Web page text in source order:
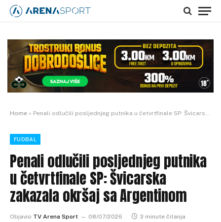
Home » Penali odlučili posljednjeg putnika u četvrtfinale SP: Švicarska zakazala okršaj sa Argentinom
FUDBAL
Penali odlučili posljednjeg putnika
u četvrtfinale SP: Švicarska
zakazala okršaj sa Argentinom
Objavio TV Arena Sport 08/07/2026 3 minute čitanja